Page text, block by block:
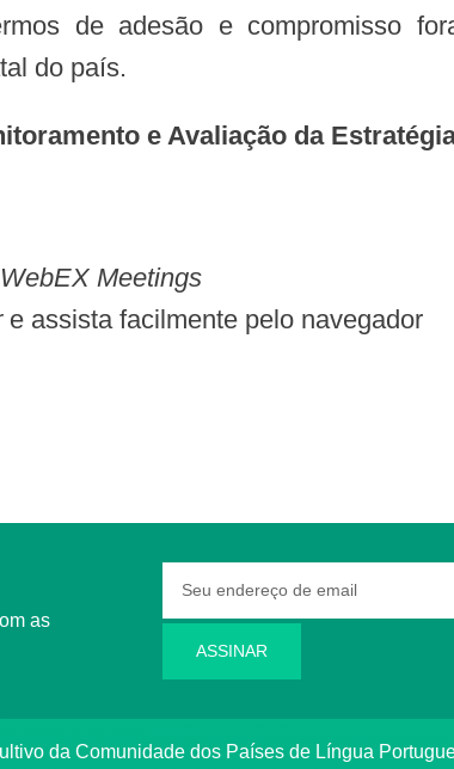
de adesão e compromisso
do país.
e Avaliação da
Meetings
e assista facilmente pelo navegador
ASSINAR
da Comunidade dos Países de Língua